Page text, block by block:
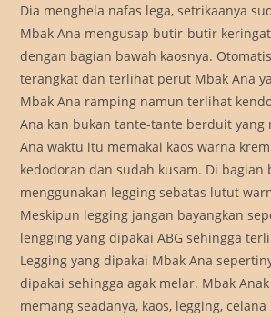
Dia menghela nafas lega, setrikaanya
Mbak Ana mengusap butir-butir
dengan bagian bawah kaosnya.
terangkat dan terlihat perut Mbak Ana
Mbak Ana ramping namun terlihat
Ana kan bukan tante-tante berduit yang
Ana waktu itu memakai kaos warna
kedodoran dan sudah kusam. Di bagian
menggunakan legging sebatas lutut
Meskipun legging jangan bayangkan
lengging yang dipakai ABG sehingga
Legging yang dipakai Mbak Ana
dipakai sehingga agak melar. Mbak
memang seadanya, kaos, legging,